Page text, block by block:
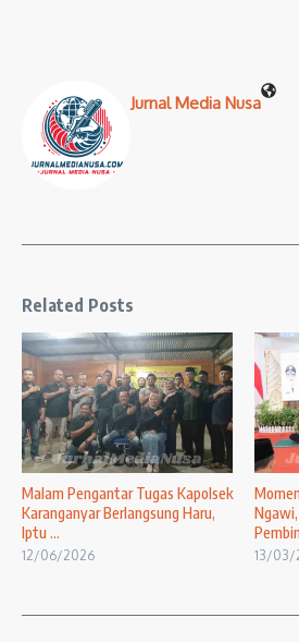
Jurnal Media Nusa
Related Posts
Malam Pengantar Tugas Kapolsek
Karanganyar Berlangsung Haru,
Iptu ...
12/06/2026 13/03/